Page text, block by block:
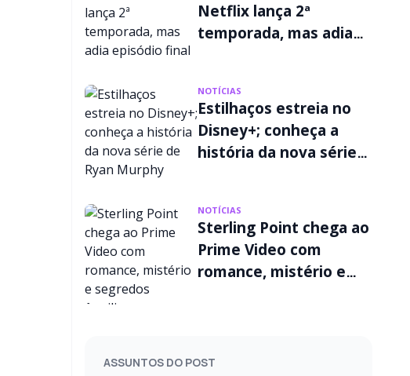
Netflix lança 2ª
temporada, mas adia
NOTÍCIAS
Estilhaços estreia no
Disney+; conheça a
história da nova série
NOTÍCIAS
Sterling Point chega ao
Prime Video com
romance, mistério e
ASSUNTOS DO POST